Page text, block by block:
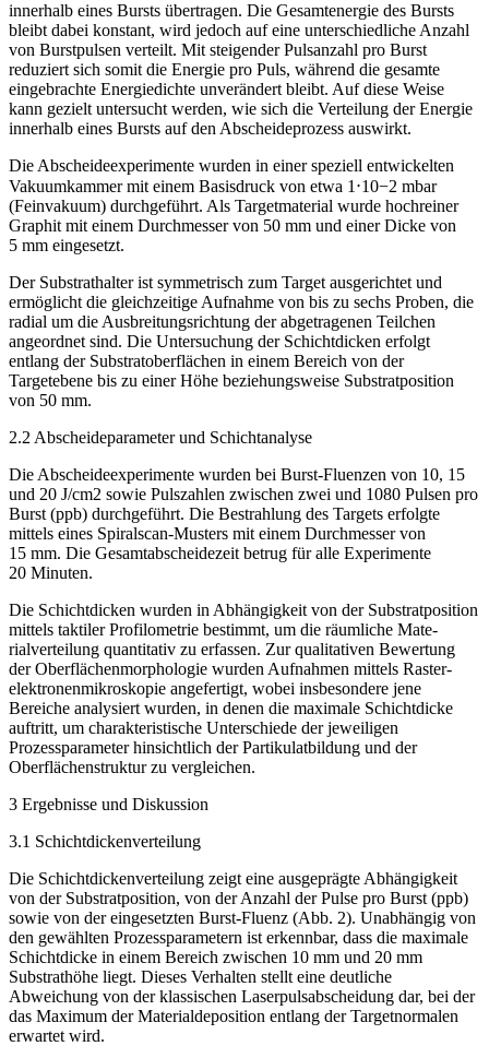
innerhalb eines Bursts übertragen. Die Gesamtenergie des Bursts
bleibt dabei konstant, wird jedoch auf eine unterschiedliche Anzahl
von Burstpulsen verteilt. Mit steigender Pulsanzahl pro Burst
reduziert sich somit die Energie pro Puls, während die gesamte
eingebrachte Energiedichte unverändert bleibt. Auf diese Weise
kann gezielt untersucht werden, wie sich die Verteilung der Energie
innerhalb eines Bursts auf den Abscheideprozess auswirkt.
Die Abscheideexperimente wurden in einer speziell entwickelten
Vakuumkammer mit einem Basisdruck von etwa 1 ⋅10−2 mbar
(Feinvakuum) durchgeführt. Als Targetmaterial wurde hochreiner
Graphit mit einem Durchmesser von 50 mm und einer Dicke von
5 mm eingesetzt.
Der Substrathalter ist symmetrisch zum Target ausgerichtet und
ermöglicht die gleichzeitige Aufnahme von bis zu sechs Proben, die
radial um die Ausbreitungsrichtung der abgetragenen Teilchen
angeordnet sind. Die Untersuchung der Schichtdicken erfolgt
entlang der Substratoberflächen in einem Bereich von der
Targetebene bis zu einer Höhe beziehungsweise Substratposition
von 50 mm.
2.2 ­Abscheideparameter und Schichtanalyse
Die Abscheideexperimente wurden bei Burst-Fluenzen von 10, 15
und 20 J/cm2 sowie Pulszahlen zwischen zwei und 1080 Pulsen pro
Burst (ppb) durchgeführt. Die Bestrahlung des Targets erfolgte
mittels eines Spiralscan-Musters mit einem Durchmesser von
15 mm. Die Gesamtabscheidezeit betrug für alle Experimente
20 Minuten.
Die Schichtdicken wurden in Abhängigkeit von der Substratposition
mittels taktiler Profilometrie bestimmt, um die räumliche Mate­
rialverteilung quantitativ zu erfassen. Zur qualitativen Bewertung
der Oberflächenmorphologie wurden Aufnahmen mittels Raster­
elektronenmikroskopie angefertigt, wobei insbesondere jene
Bereiche analysiert wurden, in denen die maximale Schichtdicke
auftritt, um charakteristische Unterschiede der jeweiligen
Prozessparameter hinsichtlich der Partikulatbildung und der
Oberflächenstruktur zu vergleichen.
3 Ergebnisse und Diskussion
3.1 Schichtdickenverteilung
Die Schichtdickenverteilung zeigt eine ausgeprägte Abhängigkeit
von der Substratposition, von der Anzahl der Pulse pro Burst (ppb)
sowie von der eingesetzten Burst-­Fluenz (Abb. 2). Unabhängig von
den gewählten Prozessparametern ist erkennbar, dass die maximale
Schichtdicke in einem Bereich zwischen 10 mm und 20 mm
Substrathöhe liegt. Dieses Verhalten stellt eine deutliche
Abweichung von der klassischen Laserpuls­abscheidung dar, bei der
das Maximum der Materialdeposition entlang der Targetnormalen
erwartet wird.